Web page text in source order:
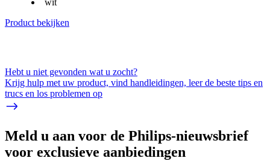
wit
Product bekijken
Hebt u niet gevonden wat u zocht?
Krijg hulp met uw product, vind handleidingen, leer de beste tips en
trucs en los problemen op
Meld u aan voor de Philips-nieuwsbrief
voor exclusieve aanbiedingen